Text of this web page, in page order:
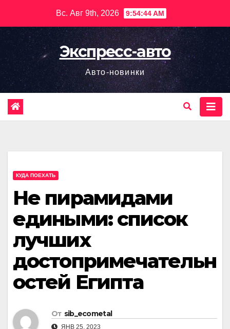
содержимому
Вс. Авг 9th, 2026 9:54:45 AM
Экспресс-авто
Авто-новинки
КУДА ПОЕХАТЬ
Не пирамидами
едиными: список
лучших
достопримечательн
остей Египта
От sib_ecometal
ЯНВ 25, 2023